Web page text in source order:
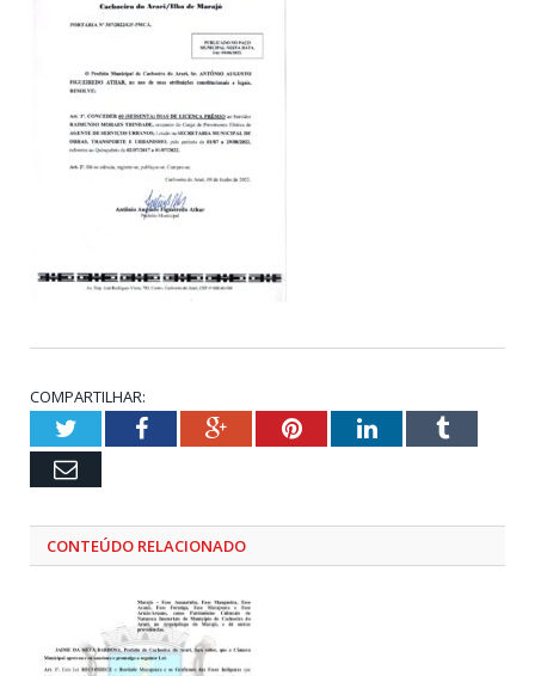
COMPARTILHAR:
TwitterFacebookGoogle+PinterestLinkedInTumblr
Email
CONTEÚDO RELACIONADO